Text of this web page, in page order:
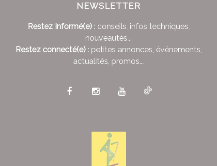
NEWSLETTER
Restez Informé(e): conseils, infos techniques,
nouveautés...
Restez connecté(e): petites annonces, événements,
actualités, promos...